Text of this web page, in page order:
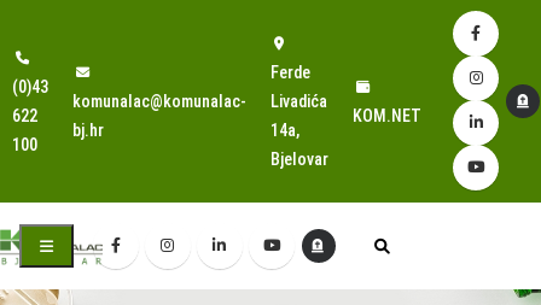
(0)43
622
100
komunalac@komunalac-
bj.hr
Ferde
Livadića
14a,
Bjelovar
KOM.NET